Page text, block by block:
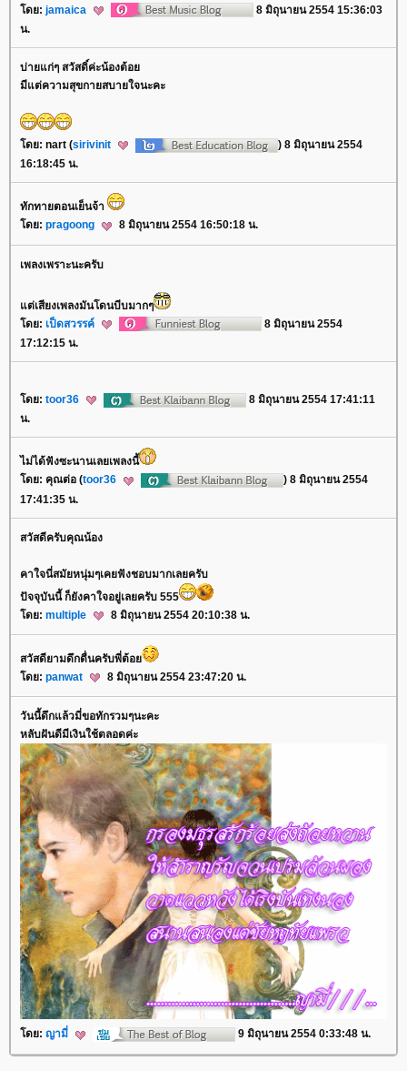
ดย: jamaica
8 มิถุนายน 2554 15:36:03
น.
บ่ายแก่ๆ สวัสดิ์ค่ะน้องต้อ
มีแต่ความสุขกายสบายใจนะคะ
ดย: nart (sirivinit
) 8 มิถุนายน 2554
16:18:45 น.
ทักทายตอนเย็นจ้า
ดย: pragoong 8 มิถุนายน 2554 16:50:18 น.
เพลงเพราะนะครับ
ต่เสียงเพลงมันโดนบีบมากๆ
ดย: เป็ดสวรรค์
8 มิถุนายน 2554
17:12:15 น.
ดย: toor36
8 มิถุนายน 2554 17:41:11
น.
ไม่ได้ฟังซะนานเลยเพลงนี้
ดย: คุณต่อ (toor36
) 8 มิถุนายน 2554
17:41:35 น.
สวัสดีครับคุณน้อง
คาใจนี่สมัยหนุ่มๆเคยฟังชอบมากเลยครับ
ปัจจุบันนี้ ก็ยังคาใจอยู่เลยครับ 555
ดย: multiple 8 มิถุนายน 2554 20:10:38 น.
สวัสดียามดึกดื่นครับพี่ต้อ
ดย: panwat 8 มิถุนายน 2554 23:47:20 น.
วันนี้ดึกแล้วมี่ขอทักรวมๆนะคะ
หลับฝันดีมีเงินใช้ตลอดค่ะ
ดย: ญามี่ 9 มิถุนายน 2554 0:33:48 น.